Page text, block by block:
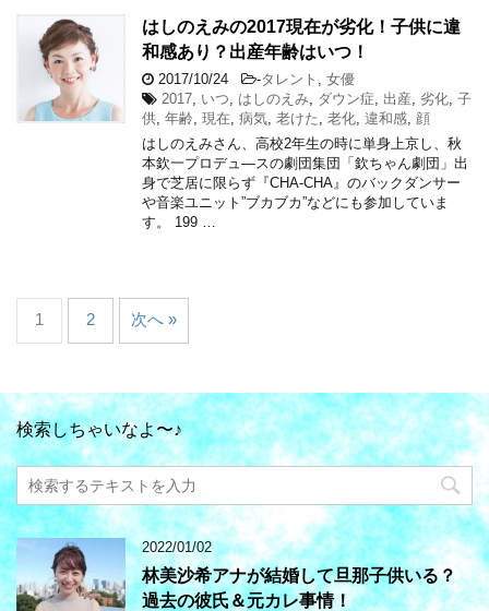
はしのえみの2017現在が劣化！子供に違
和感あり？出産年齢はいつ！
2017/10/24 -タレント
女優
2017 いつ はしのえみ ダウン症 出産 劣化 子
供 年齢 現在 病気 老けた 老化 違和感 顔
はしのえみさん、高校2年生の時に単身上京し、秋
本欽一プロデュ―スの劇団集団「欽ちゃん劇団」出
身で芝居に限らず『CHA-CHA』のバックダンサー
や音楽ユニット”ブカブカ”などにも参加していま
す。 199 …
1 2 次へ »
検索しちゃいなよ〜♪
2022/01/02
林美沙希アナが結婚して旦那子供いる？
過去の彼氏＆元カレ事情！